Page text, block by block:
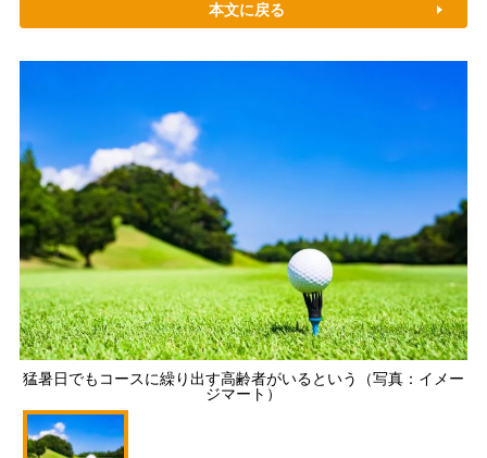
本文に戻る
猛暑日でもコースに繰り出す高齢者がいるという（写真：イメー
ジマート）